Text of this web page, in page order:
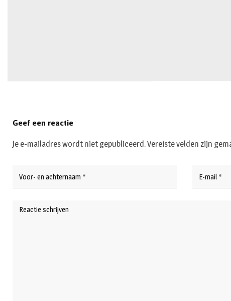
Geef een reactie
Je e-mailadres wordt niet gepubliceerd.Vereiste velden zijn